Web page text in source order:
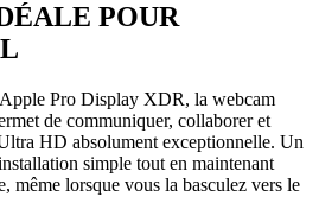
POUR
Pro Display XDR, la webcam
de communiquer, collaborer et
HD absolument exceptionnelle. Un
simple tout en maintenant
même lorsque vous la basculez vers le